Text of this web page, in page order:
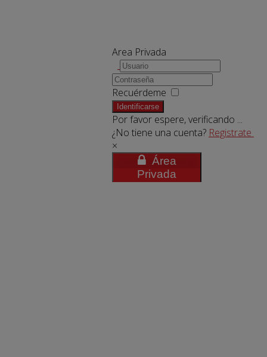
Area Privada
Recuérdeme
Identificarse
Por favor espere, verificando ...
¿No tiene una cuenta? Registrate
×
Área
Privada